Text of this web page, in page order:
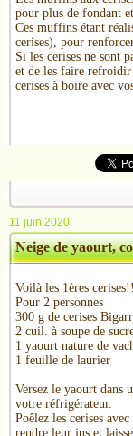
pour plus de fondant
Ces muffins étant
cerises), pour
Si les cerises ne sont
et de les faire refroidir
cerises à boire avec
11 juin 2020
Neige de yaourt,
Voilà les 1ères
Pour 2 personnes
300 g de cerises
2 cuil. à soupe de
1 yaourt nature de
1 feuille de laurier
Versez le yaourt dans
votre réfrigérateur.
Poêlez les cerises
rendre leur jus et